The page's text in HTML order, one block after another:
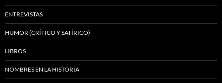
ENTREVISTAS
HUMOR (CRÍTICO Y SATÍRICO)
LIBROS
NOMBRES EN LA HISTORIA